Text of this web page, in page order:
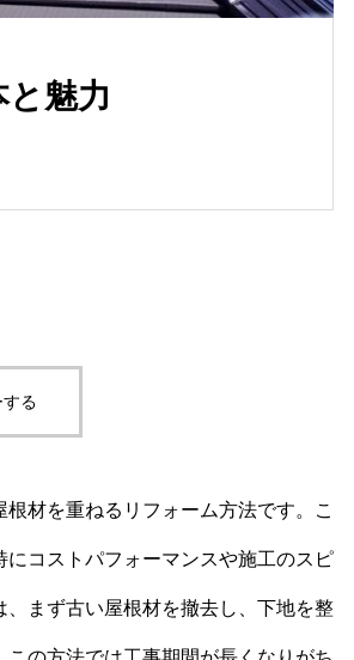
魅力
る
材を重ねるリフォーム方法です。こ
コストパフォーマンスや施工のスピ
まず古い屋根材を撤去し、下地を整